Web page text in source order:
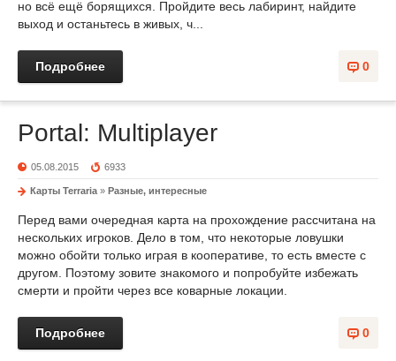
но всё ещё борящихся. Пройдите весь лабиринт, найдите
выход и останьтесь в живых, ч...
0
Подробнее
Portal: Multiplayer
05.08.2015 6933
Карты Terraria » Разные, интересные
Перед вами очередная карта на прохождение рассчитана на
нескольких игроков. Дело в том, что некоторые ловушки
можно обойти только играя в кооперативе, то есть вместе с
другом. Поэтому зовите знакомого и попробуйте избежать
смерти и пройти через все коварные локации.
0
Подробнее